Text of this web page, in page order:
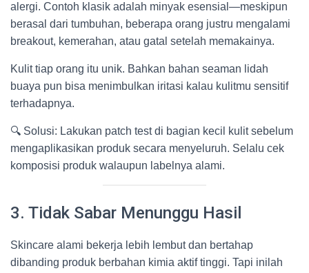
alergi. Contoh klasik adalah minyak esensial—meskipun
berasal dari tumbuhan, beberapa orang justru mengalami
breakout, kemerahan, atau gatal setelah memakainya.
Kulit tiap orang itu unik. Bahkan bahan seaman lidah
buaya pun bisa menimbulkan iritasi kalau kulitmu sensitif
terhadapnya.
🔍 Solusi: Lakukan patch test di bagian kecil kulit sebelum
mengaplikasikan produk secara menyeluruh. Selalu cek
komposisi produk walaupun labelnya alami.
3. Tidak Sabar Menunggu Hasil
Skincare alami bekerja lebih lembut dan bertahap
dibanding produk berbahan kimia aktif tinggi. Tapi inilah